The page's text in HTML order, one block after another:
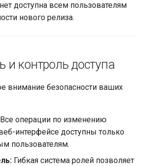
доступна всем пользователям
нового релиза.
и контроль доступа
внимание безопасности ваших
Все операции по изменению
интерфейсе доступны только
пользователям.
Гибкая система ролей позволяет